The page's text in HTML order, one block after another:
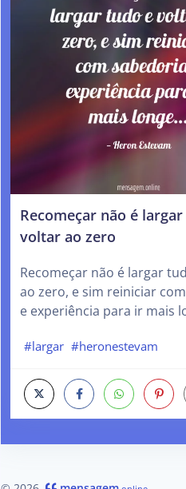
Recomeçar não é
voltar ao zero
Recomeçar não é largar
ao zero, e sim reiniciar
e experiência para ir mais
#largar #heronestevam